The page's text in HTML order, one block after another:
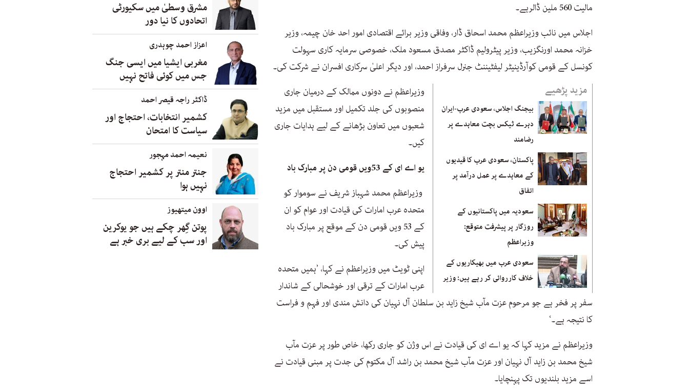
مالیت 560 ملین ڈالرہے۔
اجلاس میں نائب وزیراعظم محمد اسحاق ڈار، وفاقی وزیر برائے اقتصادی امور احد خان چیمہ، وزیر
خزانہ محمد اورنگزیب، وزیر پیٹرولیم ڈاکٹر مصدق مسعود ملک، خصوصی سرمایہ کاری سہولت
کونسل کے قومی کوآرڈینیٹر لیفٹیننٹ جنرل سرفراز احمد، اور دیگر اعلیٰ سرکاری افسران نے شرکت کی۔
مزید پڑھیے
بیجنگ اجلاس، سعودی عرب-ایران
دہرے ٹیکس بچت معاہدے پر
رضامند
پاکستان، سعودی عرب کا قیدیوں
کے معاہدے پر عمل درآمد پر
اتفاق
سعودیہ میں پاکستانیوں کے
روزگار پر پیشرفت متوقع:
وزیراعظم
سعودی عرب میں بھیکاریوں کے
خلاف کارروائی کر رہے ہیں: وزیر
وزیراعظم نے دونوں ممالک کے درمیان جاری
منصوبوں کی جلد تکمیل اور مستقبل میں مزید
شعبوں میں تعاون بڑھانے کے لیے ہدایات جاری
کیں۔
یو اے ای کے 53ویں قومی دن پر مبارک باد
وزیراعظم محمد شہباز شریف نے سوموار کو
متحدہ عرب امارات کی قیادت اور عوام کو ان
کے 53 ویں قومی دن کے موقع پر مبارک باد
پیش کی۔
اپنی ٹویٹ میں وزیراعظم نے کہا، ’ہمیں متحدہ
عرب امارات کے ترقی اور خوشحالی کے شاندار
سفر پر فخر ہے جو مرحوم عزت مآب شیخ زاید بن سلطان آل نہیان کی دانش مندی اور فہم و فراست
کا نتیجہ ہے۔‘
وزیراعظم نے مزید کہا کہ یو اے ای کی قیادت نے اس وژن کو جاری رکھا، خاص طور پر عزت مآب
شیخ محمد بن زاید آل نہیان اور عزت مآب شیخ محمد بن راشد آل مکتوم کی جدت پر مبنی قیادت نے
اسے مزید بلندیوں تک پہنچایا۔
مشرق وسطیٰ میں سکیورٹی
اتحادوں کا نیا دور
اعزاز احمد چوہدری
مغربی ایشیا میں ایسی جنگ
جس میں کوئی فاتح نہیں
ڈاکٹر راجہ قیصر احمد
کشمیر انتخابات، احتجاج اور
سیاست کا امتحان
نعیمہ احمد مہجور
جنتر منتر پر کشمیر احتجاج
نہیں ہوا
اوون میتھیوز
پوتن گِھر چکے ہیں جو یوکرین
اور سب کے لیے بری خبر ہے